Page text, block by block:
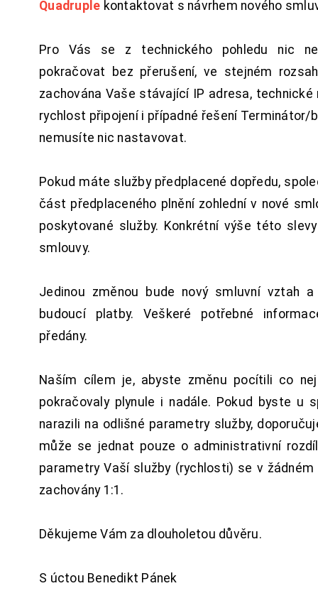
Quadruple kontaktovat s návrhem nového
Pro Vás se z technického pohledu nic
pokračovat bez přerušení, ve stejném
zachována Vaše stávající IP adresa, technické
rychlost připojení i případné řešení Terminátor/
nemusíte nic nastavovat.
Pokud máte služby předplacené dopředu,
část předplaceného plnění zohlední v nové
poskytované služby. Konkrétní výše této
smlouvy.
Jedinou změnou bude nový smluvní vztah
budoucí platby. Veškeré potřebné
předány.
Naším cílem je, abyste změnu pocítili co
pokračovaly plynule i nadále. Pokud byste u
narazili na odlišné parametry služby,
může se jednat pouze o administrativní
parametry Vaší služby (rychlosti) se v
zachovány 1:1.
Děkujeme Vám za dlouholetou důvěru.
S úctou Benedikt Pánek